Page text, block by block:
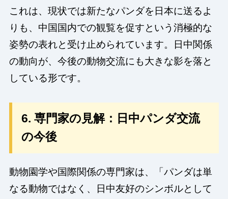
これは、現状では新たなパンダを日本に送るよ
りも、中国国内での観覧を促すという消極的な
姿勢の表れと受け止められています。日中関係
の動向が、今後の動物交流にも大きな影を落と
している形です。
6. 専門家の見解：日中パンダ交流
の今後
動物園学や国際関係の専門家は、「パンダは単
なる動物ではなく、日中友好のシンボルとして